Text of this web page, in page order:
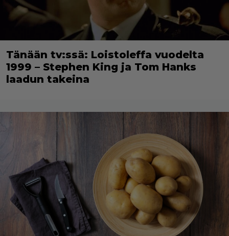
Tänään tv:ssä: Loistoleffa vuodelta
1999 – Stephen King ja Tom Hanks
laadun takeina